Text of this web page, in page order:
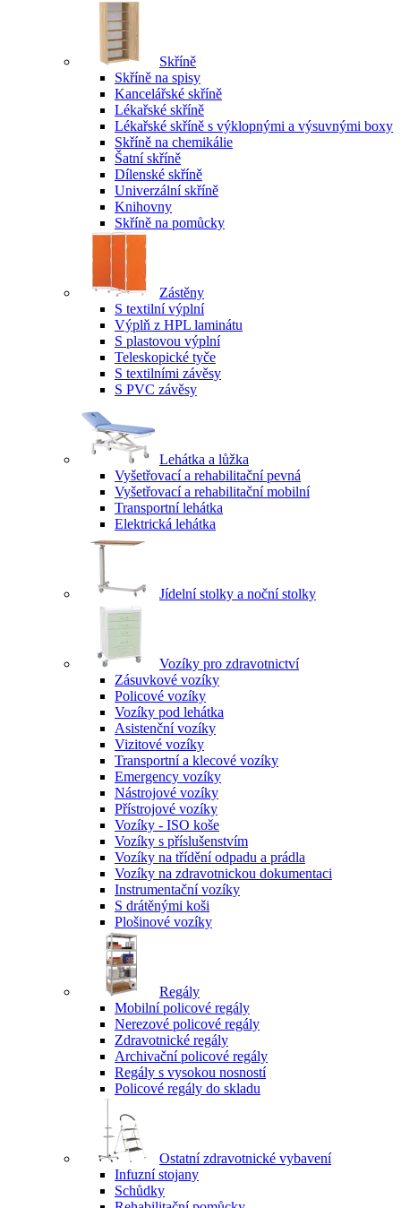
Skříně
Skříně na spisy
Kancelářské skříně
Lékařské skříně
Lékařské skříně s výklopnými a výsuvnými boxy
Skříně na chemikálie
Šatní skříně
Dílenské skříně
Univerzální skříně
Knihovny
Skříně na pomůcky
Zástěny
S textilní výplní
Výplň z HPL laminátu
S plastovou výplní
Teleskopické tyče
S textilními závěsy
S PVC závěsy
Lehátka a lůžka
Vyšetřovací a rehabilitační pevná
Vyšetřovací a rehabilitační mobilní
Transportní lehátka
Elektrická lehátka
Jídelní stolky a noční stolky
Vozíky pro zdravotnictví
Zásuvkové vozíky
Policové vozíky
Vozíky pod lehátka
Asistenční vozíky
Vizitové vozíky
Transportní a klecové vozíky
Emergency vozíky
Nástrojové vozíky
Přístrojové vozíky
Vozíky - ISO koše
Vozíky s příslušenstvím
Vozíky na třídění odpadu a prádla
Vozíky na zdravotnickou dokumentaci
Instrumentační vozíky
S drátěnými koši
Plošinové vozíky
Regály
Mobilní policové regály
Nerezové policové regály
Zdravotnické regály
Archivační policové regály
Regály s vysokou nosností
Policové regály do skladu
Ostatní zdravotnické vybavení
Infuzní stojany
Schůdky